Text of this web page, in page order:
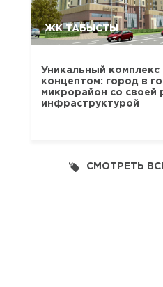
ЖК ТАБЫСТЫ
Уникальный комплекс
концептом: город в
микрорайон со своей
инфраструктурой
СМОТРЕТЬ